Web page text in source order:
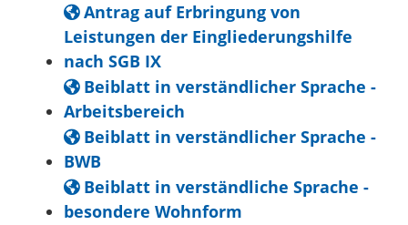
Antrag auf Erbringung von
Leistungen der Eingliederungshilfe
nach SGB IX
Beiblatt in verständlicher Sprache -
Arbeitsbereich
Beiblatt in verständlicher Sprache -
BWB
Beiblatt in verständliche Sprache -
besondere Wohnform